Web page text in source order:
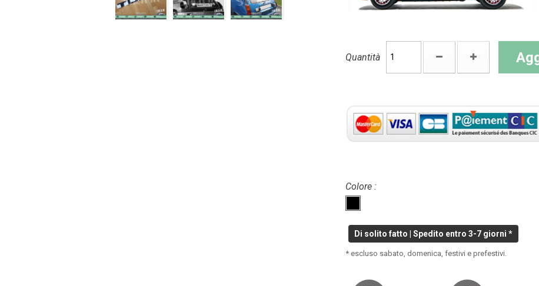
Quantità
Colore :
Di solito fatto | Spedito entro 3-7 giorni *
* escluso sabato, domenica, festivi e prefestivi.